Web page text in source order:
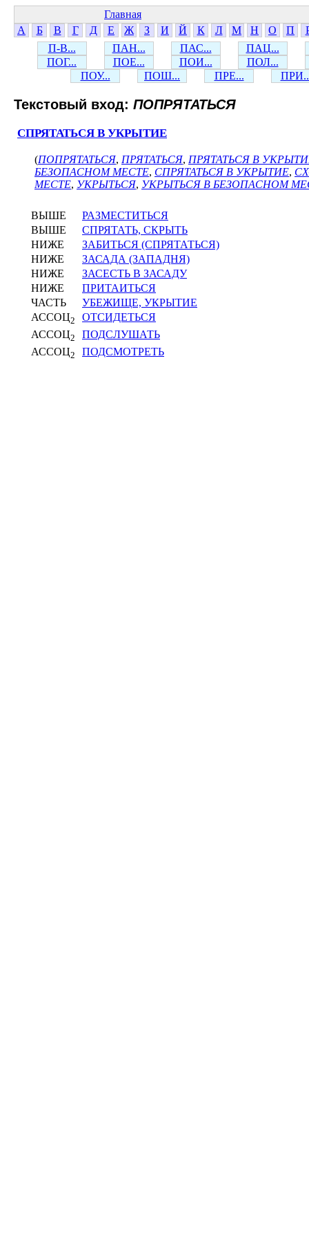
Главная
А
Б В Г Д Е Ж З И Й К Л М Н О П
П-В...
ПАН... ПАС...
ПАЦ...
ПОГ...
ПОЕ... ПОИ...
ПОЛ...
ПОУ...
ПОШ... ПРЕ...
Текстовый вход: ПОПРЯТАТЬСЯ
СПРЯТАТЬСЯ В УКРЫТИЕ
(ПОПРЯТАТЬСЯ, ПРЯТАТЬСЯ, ПРЯТАТЬСЯ В
БЕЗОПАСНОМ МЕСТЕ, СПРЯТАТЬСЯ В УКРЫТИЕ,
МЕСТЕ, УКРЫТЬСЯ, УКРЫТЬСЯ В БЕЗОПАСНОМ
ВЫШЕ
РАЗМЕСТИТЬСЯ
ВЫШЕ
СПРЯТАТЬ, СКРЫТЬ
НИЖЕ
ЗАБИТЬСЯ (СПРЯТАТЬСЯ)
НИЖЕ
ЗАСАДА (ЗАПАДНЯ)
НИЖЕ
ЗАСЕСТЬ В ЗАСАДУ
НИЖЕ
ПРИТАИТЬСЯ
ЧАСТЬ
УБЕЖИЩЕ, УКРЫТИЕ
АССОЦ2
ОТСИДЕТЬСЯ
АССОЦ2
ПОДСЛУШАТЬ
АССОЦ2 ПОДСМОТРЕТЬ